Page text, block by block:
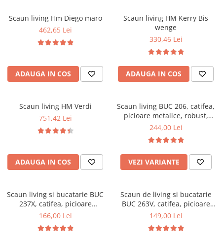
Saltele cu arcuri impachetate
individual
Saltele Memory Pocket
Saltele Memory Pocket
Saltele cu plasa arcuri
Saltele cu spuma
Saltele cu spuma poliuretanica
Saltele Latex
Saltele 140x200
Saltele 180x200
Top saltele
Top saltele 5 cm
Paturi
Seturi de pat si saltea
Masute de toaleta
Scaune pentru living
Comode living
Set mese plus scaune
Mobilier birou
Scaune ergonomice
Etajere Birou
Birouri
Scaune pentru birou
Scaune pentru vizitatori
Scaune manager
Scaune birou
Scaune profesionale
Scaune Lemn
Scaune resigilate
Scaune conferinta
Scaune terasa si outdoor
Scaun living Hm Diego maro
462,65 Lei
ADAUGA IN COS
Scaun living HM Kerry Bis
wenge
330,46 Lei
ADAUGA IN COS
Scaun living HM Verdi
751,42 Lei
ADAUGA IN COS
Scaun living BUC 206, catifea,
picioare metalice, robust,
ergonomic, 110 kg
244,00 Lei
VEZI VARIANTE
Scaun living si bucatarie BUC
237X, catifea, picioare
metalice, spatar curbat, 100
166,00 Lei
Scaun de living si bucatarie
BUC 263V, catifea, picioare
metalice, spatar inalt, 120 kg
149,00 Lei